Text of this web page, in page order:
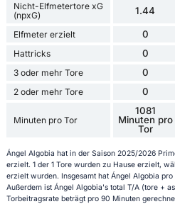
Nicht-Elfmetertore xG
(npxG)
1.44
Elfmeter erzielt 0
Hattricks 0
3 oder mehr Tore 0
2 oder mehr Tore 0
Minuten pro Tor
1081
Minuten pro
Tor
Ángel Algobia hat in der Saison 2025/2026
erzielt. 1 der 1 Tore wurden zu Hause erzielt,
erzielt wurden. Insgesamt hat Ángel Algobia
Außerdem ist Ángel Algobia's total T/A (tore +
Torbeitragsrate beträgt pro 90 Minuten